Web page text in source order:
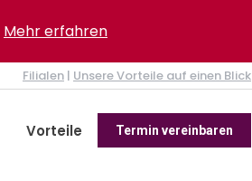
Filialen | Unsere Vorteile auf einen Blick
Vorteile Termin vereinbaren
Mehr erfahren